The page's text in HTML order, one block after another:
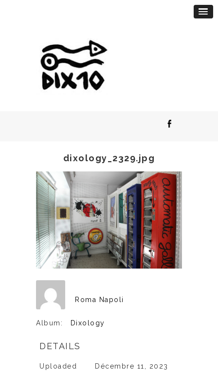
dixology_2329.jpg
Roma Napoli
Album: Dixology
DETAILS
Uploaded Décembre 11, 2023